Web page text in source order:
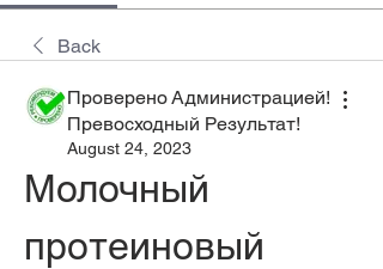
Back
Проверено Администрацией!
Превосходный Результат!
August 24, 2023
Молочный
протеиновый